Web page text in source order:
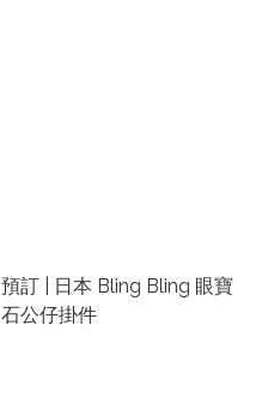
預訂 | 日本 Bling Bling 眼寶
石公仔掛件